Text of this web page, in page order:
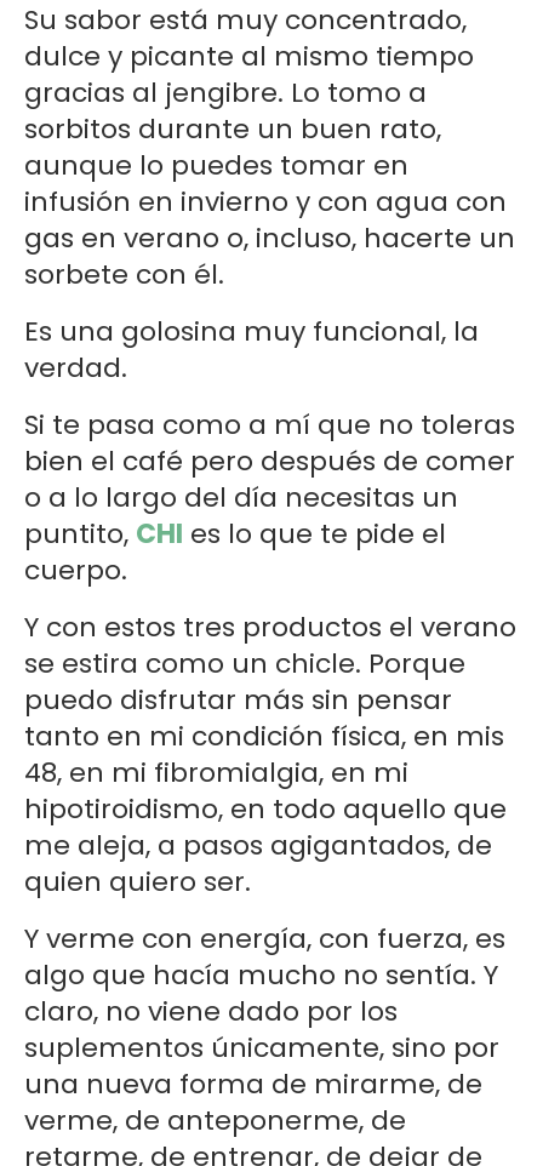
Su sabor está muy concentrado,
dulce y picante al mismo tiempo
gracias al jengibre. Lo tomo a
sorbitos durante un buen rato,
aunque lo puedes tomar en
infusión en invierno y con agua con
gas en verano o, incluso, hacerte un
sorbete con él.
Es una golosina muy funcional, la
verdad.
Si te pasa como a mí que no toleras
bien el café pero después de comer
o a lo largo del día necesitas un
puntito, CHI es lo que te pide el
cuerpo.
Y con estos tres productos el verano
se estira como un chicle. Porque
puedo disfrutar más sin pensar
tanto en mi condición física, en mis
48, en mi fibromialgia, en mi
hipotiroidismo, en todo aquello que
me aleja, a pasos agigantados, de
quien quiero ser.
Y verme con energía, con fuerza, es
algo que hacía mucho no sentía. Y
claro, no viene dado por los
suplementos únicamente, sino por
una nueva forma de mirarme, de
verme, de anteponerme, de
retarme, de entrenar, de dejar de